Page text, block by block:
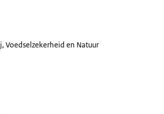
Voedselzekerheid en Natuur